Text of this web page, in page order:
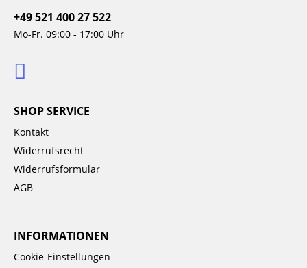
+49 521 400 27 522
Mo-Fr. 09:00 - 17:00 Uhr
SHOP SERVICE
Kontakt
Widerrufsrecht
Widerrufsformular
AGB
INFORMATIONEN
Cookie-Einstellungen